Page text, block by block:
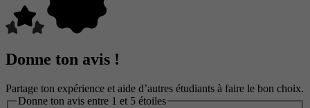
Donne ton avis !
Partage ton expérience et aide d’autres étudiants à faire le bon choix.
Donne ton avis entre 1 et 5 étoiles